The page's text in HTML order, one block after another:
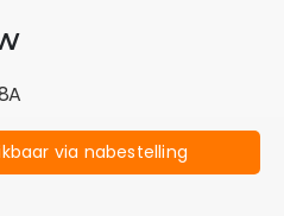
via nabestelling